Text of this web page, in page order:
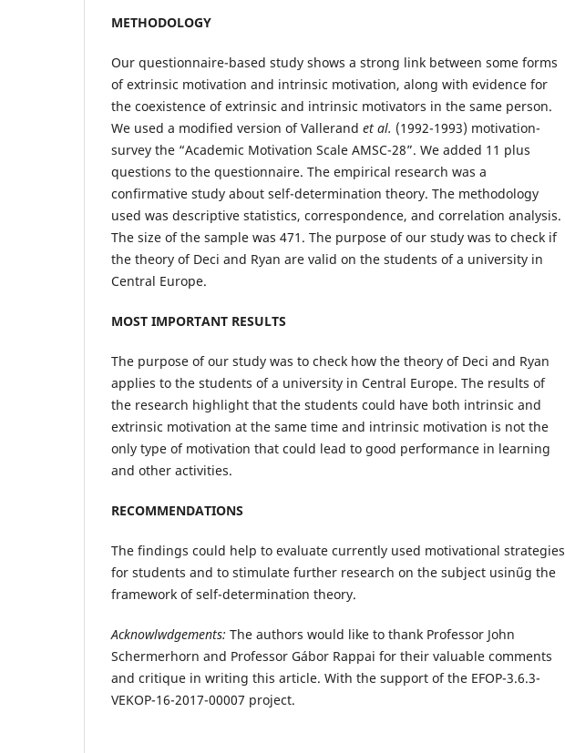
METHODOLOGY
Our questionnaire-based study shows a strong link between some forms
of extrinsic motivation and intrinsic motivation, along with evidence for
the coexistence of extrinsic and intrinsic motivators in the same person.
We used a modified version of Vallerand et al. (1992-1993) motivation-
survey the “Academic Motivation Scale AMSC-28”. We added 11 plus
questions to the questionnaire. The empirical research was a
confirmative study about self-determination theory. The methodology
used was descriptive statistics, correspondence, and correlation analysis.
The size of the sample was 471. The purpose of our study was to check if
the theory of Deci and Ryan are valid on the students of a university in
Central Europe.
MOST IMPORTANT RESULTS
The purpose of our study was to check how the theory of Deci and Ryan
applies to the students of a university in Central Europe. The results of
the research highlight that the students could have both intrinsic and
extrinsic motivation at the same time and intrinsic motivation is not the
only type of motivation that could lead to good performance in learning
and other activities.
RECOMMENDATIONS
The findings could help to evaluate currently used motivational strategies
for students and to stimulate further research on the subject usinűg the
framework of self-determination theory.
Acknowlwdgements: The authors would like to thank Professor John
Schermerhorn and Professor Gábor Rappai for their valuable comments
and critique in writing this article. With the support of the EFOP-3.6.3-
VEKOP-16-2017-00007 project.